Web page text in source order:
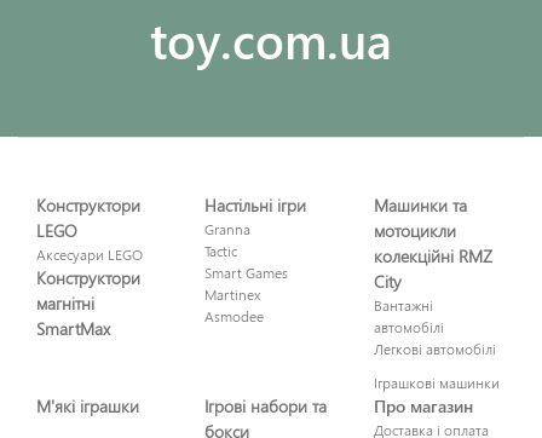
toy.com.ua
Конструктори
LEGO
Аксесуари LEGO
Конструктори
магнітні
SmartMax
Настільні ігри
Granna
Tactic
Smart Games
Martinex
Asmodee
Машинки та
мотоцикли
колекційні RMZ
City
Вантажні
автомобілі
Легкові автомобілі
Іграшкові машинки
М'які іграшки
Ігрові набори та
бокси
Про магазин
Доставка і оплата